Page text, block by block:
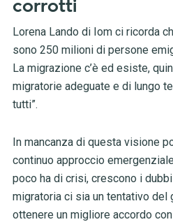
corrotti
Lorena Lando di Iom ci ricorda
sono 250 milioni di persone
La migrazione c’è ed esiste,
migratorie adeguate e di lungo
tutti”.
In mancanza di questa visione
continuo approccio
poco ha di crisi, crescono i
migratoria ci sia un tentativo del
ottenere un migliore accordo